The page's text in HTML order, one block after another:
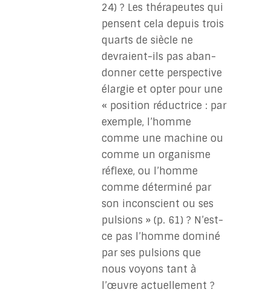
24) ? Les thérapeutes qui
pensent cela depuis trois
quarts de siècle ne
devraient-ils pas aban-
donner cette perspective
élargie et opter pour une
« position réductrice : par
exemple, l’homme
comme une machine ou
comme un organisme
réflexe, ou l’homme
comme déterminé par
son inconscient ou ses
pulsions » (p. 61) ? N’est-
ce pas l’homme dominé
par ses pulsions que
nous voyons tant à
l’œuvre actuellement ?